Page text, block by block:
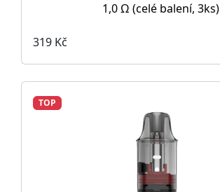
1,0 Ω (celé balení, 3ks)
319 Kč
TOP